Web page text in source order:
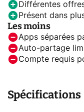
Différentes
Présent dans
Les moins
Apps séparées
Auto-partage
Compte requis
Spécifications